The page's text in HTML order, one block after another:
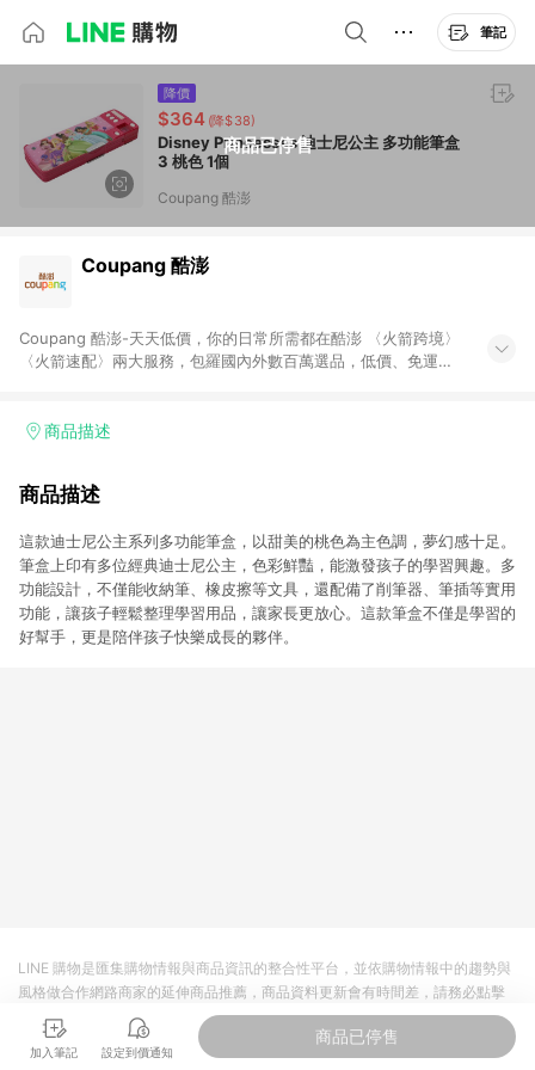
筆記
商品已停售
降價
$364 (降$38)
Disney Princesses 迪士尼公主 多功能筆盒
3 桃色 1個
Coupang 酷澎
Coupang 酷澎
Coupang 酷澎-天天低價，你的日常所需都在酷澎 〈火箭跨境〉
〈火箭速配〉兩大服務，包羅國內外數百萬選品，低價、免運，
加入WOW會員告別湊免運，火箭速配、火箭跨境優質選品不限金
商品描述
商品描述
這款迪士尼公主系列多功能筆盒，以甜美的桃色為主色調，夢幻感十足。
筆盒上印有多位經典迪士尼公主，色彩鮮豔，能激發孩子的學習興趣。多
功能設計，不僅能收納筆、橡皮擦等文具，還配備了削筆器、筆插等實用
功能，讓孩子輕鬆整理學習用品，讓家長更放心。這款筆盒不僅是學習的
好幫手，更是陪伴孩子快樂成長的夥伴。
加入筆記 設定到價通知
商品已停售
LINE 購物是匯集購物情報與商品資訊的整合性平台，並依購物情報中的趨勢與
風格做合作網路商家的延伸商品推薦，商品資料更新會有時間差，請務必點擊
商品至各合作網路商家，確認現售價與購物條件，一切資訊以合作廠商網頁為
準。